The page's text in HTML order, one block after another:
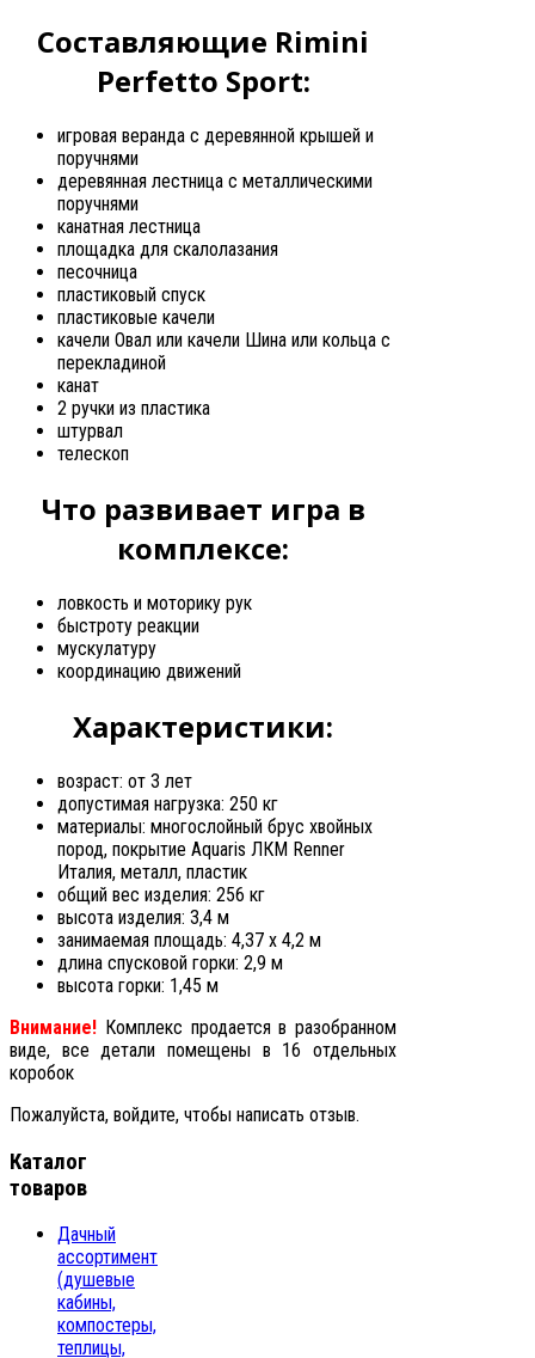
Составляющие Rimini
Perfetto Sport:
игровая веранда с деревянной крышей и
поручнями
деревянная лестница с металлическими
поручнями
канатная лестница
площадка для скалолазания
песочница
пластиковый спуск
пластиковые качели
качели Овал или качели Шина или кольца с
перекладиной
канат
2 ручки из пластика
штурвал
телескоп
Что развивает игра в
комплексе:
ловкость и моторику рук
быстроту реакции
мускулатуру
координацию движений
Характеристики:
возраст: от 3 лет
допустимая нагрузка: 250 кг
материалы: многослойный брус хвойных
пород, покрытие Aquaris ЛКМ Renner
Италия, металл, пластик
общий вес изделия: 256 кг
высота изделия: 3,4 м
занимаемая площадь: 4,37 х 4,2 м
длина спусковой горки: 2,9 м
высота горки: 1,45 м
Внимание! Комплекс продается в разобранном
виде, все детали помещены в 16 отдельных
коробок
Пожалуйста, войдите, чтобы написать отзыв.
Каталог
товаров
Дачный
ассортимент
(душевые
кабины,
компостеры,
теплицы,